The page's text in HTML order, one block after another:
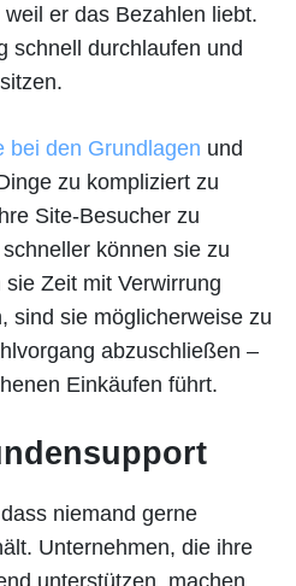
er das Bezahlen liebt.
schnell durchlaufen und
bei den Grundlagen und
zu kompliziert zu
Site-Besucher zu
können sie zu
Zeit mit Verwirrung
sind sie möglicherweise zu
abzuschließen –
Einkäufen führt.
niemand gerne
Unternehmen, die ihre